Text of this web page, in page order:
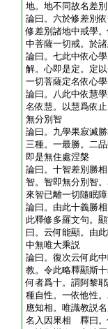
地。地不同故名差
論曰。六於修差別
修差別諸地中戒學
中菩薩一切戒。於
論曰。七此中依心
解。心即是定。定
一切菩薩定名依心學
論曰。八此中依慧
名依慧。以慧爲依
無分別智
論曰。九學果寂滅
三種。一最勝。二
即是無住處涅槃
論曰。十智差別勝
智。智即無分別智
來智已離一切隨眠
論曰。由此十義勝
此釋修多羅文句。
曰。云何能顯。由
中無唯大乘説
論曰。復次云何此
教。令此略釋顯斯
何者爲十。謂阿黎
種自性。一依他性
應知相。唯識教説
名入因果相 釋曰。